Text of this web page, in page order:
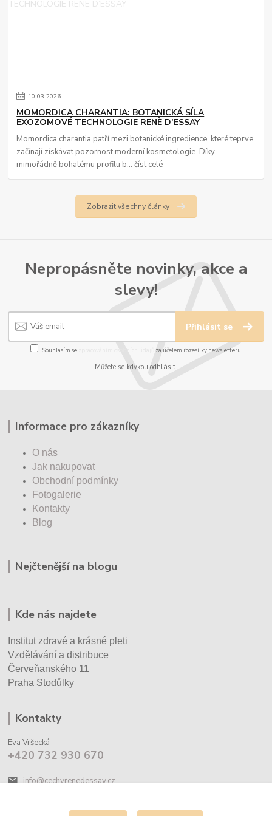
10.03.2026
MOMORDICA CHARANTIA: BOTANICKÁ SÍLA
EXOZOMOVÉ TECHNOLOGIE RENÈ D’ESSAY
Momordica charantia patří mezi botanické ingredience, které teprve
začínají získávat pozornost moderní kosmetologie. Díky
mimořádně bohatému profilu b...číst celé
Zobrazit všechny články
Nepropásněte novinky, akce a
slevy!
Přihlásit se
Souhlasím se za účelem rozesílky newsletteru.
Můžete se kdykoli odhlásit.
Informace pro zákazníky
O nás
Jak nakupovat
Obchodní podmínky
Fotogalerie
Kontakty
Blog
Nejčtenější na blogu
Kde nás najdete
Institut zdravé a krásné pleti
Vzdělávání a distribuce
Červeňanského 11
Praha Stodůlky
Kontakty
Eva Vršecká
+420 732 930 670
info@cechyrenedessay.cz